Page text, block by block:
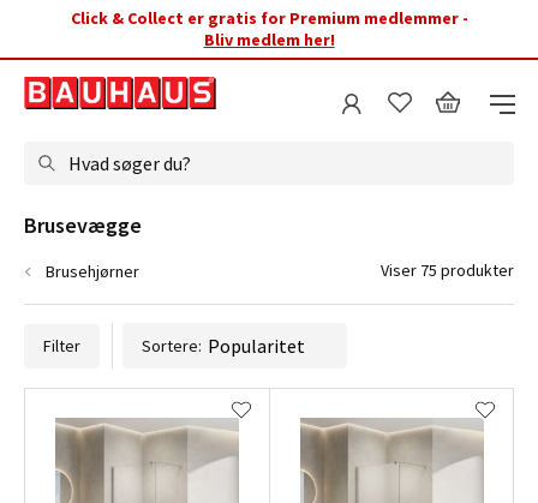
Click & Collect er gratis for Premium medlemmer -
Bliv medlem her!
Hvad søger du?
Filter Sortere:
Brusevægge
Brusehjørner Viser 75 produkter